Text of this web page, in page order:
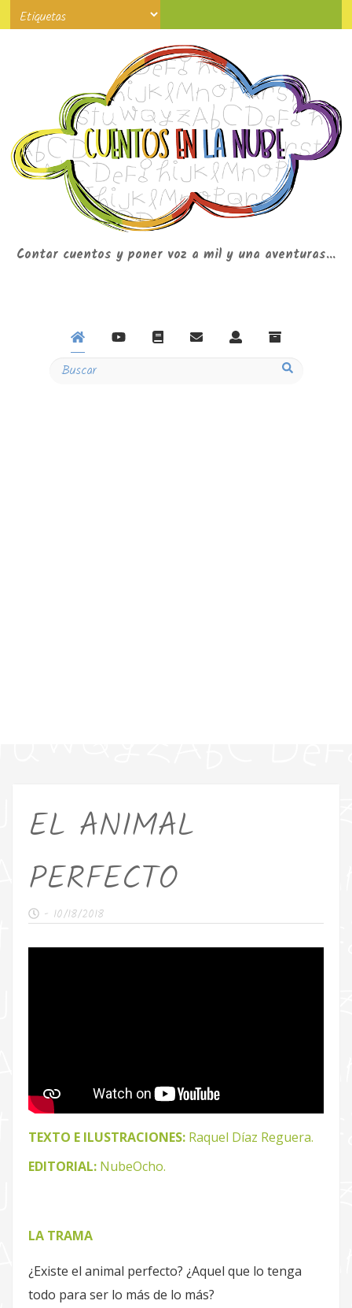
Contar cuentos y poner voz a mil y una aventuras...
EL ANIMAL
PERFECTO
- 10/18/2018
TEXTO E ILUSTRACIONES: Raquel Díaz Reguera.
EDITORIAL: NubeOcho.
LA TRAMA
¿Existe el animal perfecto? ¿Aquel que lo tenga
todo para ser lo más de lo más?